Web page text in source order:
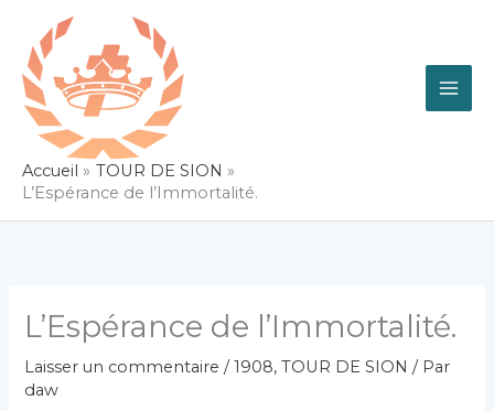
contenu
Accueil
TOUR DE SION
L’Espérance de l’Immortalité.
L’Espérance de l’Immortalité.
Laisser un commentaire /1908,TOUR DE SION / Par
daw